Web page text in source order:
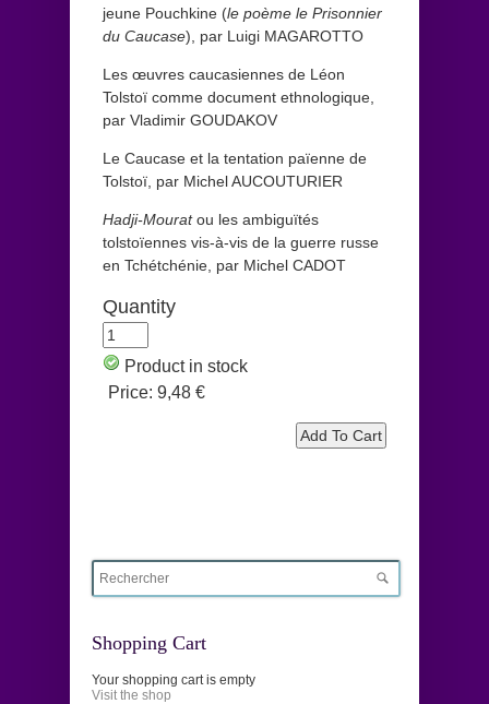
jeune Pouchkine (le poème le Prisonnier
du Caucase), par Luigi MAGAROTTO
Les œuvres caucasiennes de Léon
Tolstoï comme document ethnologique,
par Vladimir GOUDAKOV
Le Caucase et la tentation païenne de
Tolstoï, par Michel AUCOUTURIER
Hadji-Mouratou les ambiguïtés
tolstoïennes vis-à-vis de la guerre russe
en Tchétchénie, par Michel CADOT
Quantity
Product in stock
Price: 9,48 €
Shopping Cart
Your shopping cart is empty
Visit the shop